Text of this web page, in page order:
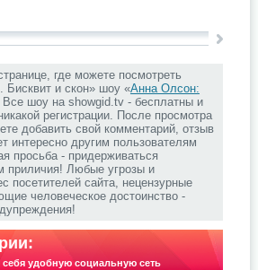
где можете посмотреть
Бисквит и скон» шоу «Анна Олсон:
Все шоу на showgid.tv - бесплатны и
регистрации. После просмотра
добавить свой комментарий, отзыв
интересно другим пользователям
просьба - придерживаться
приличия! Любые угрозы и
посетителей сайта, нецензурные
человеческое достоинство -
удобную социальную сеть